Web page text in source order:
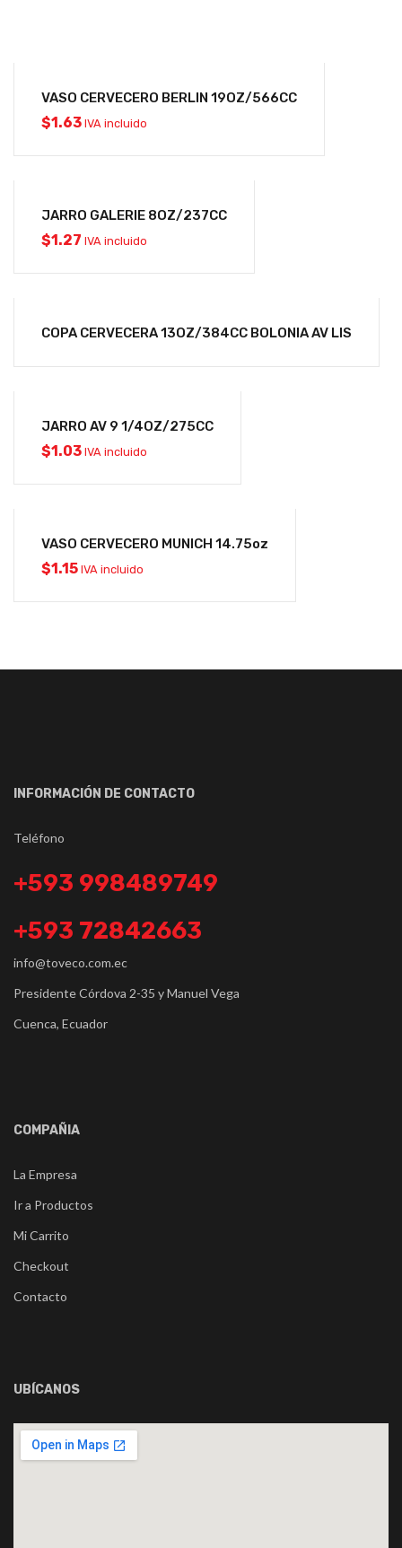
VASO CERVECERO BERLIN 19OZ/566CC
$1.63 IVA incluido
JARRO GALERIE 8OZ/237CC
$1.27 IVA incluido
COPA CERVECERA 13OZ/384CC BOLONIA AV LIS
JARRO AV 9 1/4OZ/275CC
$1.03 IVA incluido
VASO CERVECERO MUNICH 14.75oz
$1.15 IVA incluido
INFORMACIÓN DE CONTACTO
Teléfono
+593 998489749
+593 72842663
info@toveco.com.ec
Presidente Córdova 2-35 y Manuel Vega
Cuenca, Ecuador
COMPAÑIA
La Empresa
Ir a Productos
Mi Carrito
Checkout
Contacto
UBÍCANOS